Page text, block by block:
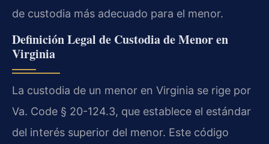
de custodia más adecuado para el menor.
Definición Legal de Custodia de Menor en
Virginia
La custodia de un menor en Virginia se rige por
Va. Code § 20-124.3, que establece el estándar
del interés superior del menor. Este código